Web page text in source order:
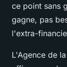
ce point sans
gagne, pas
l'extra-
L'Agence de